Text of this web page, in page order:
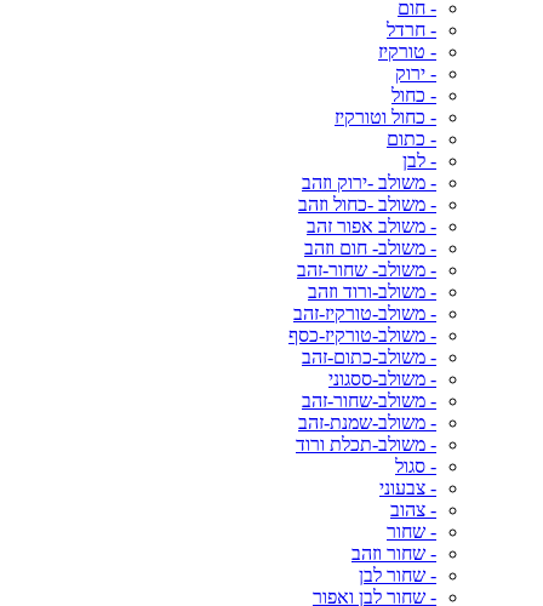
- חום
- חרדל
- טורקיז
- ירוק
- כחול
- כחול וטורקיז
- כתום
- לבן
- משולב -ירוק וזהב
- משולב -כחול וזהב
- משולב אפור זהב
- משולב- חום וזהב
- משולב- שחור-זהב
- משולב-ורוד וזהב
- משולב-טורקיז-זהב
- משולב-טורקיז-כסף
- משולב-כתום-זהב
- משולב-ססגוני
- משולב-שחור-זהב
- משולב-שמנת-זהב
- משולב-תכלת ורוד
- סגול
- צבעוני
- צהוב
- שחור
- שחור וזהב
- שחור לבן
- שחור לבן ואפור